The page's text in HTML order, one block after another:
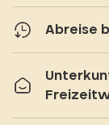
Abreise